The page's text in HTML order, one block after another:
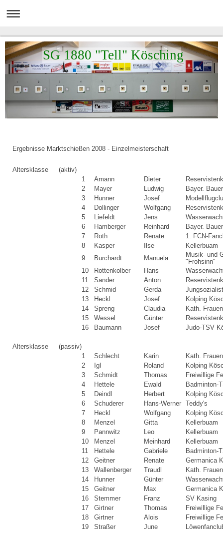
SG 1880 "Tell" Kösching
Ergebnisse Marktschießen 2008 - Einzelmeisterschaft
Altersklasse
(aktiv)
1
Amann Dieter
2
Mayer Ludwig
Bayer.
3
Hunner Josef
4
Dollinger Wolfgang
5
Liefeldt Jens
6
Hamberger Reinhard
Bayer.
7
Roth Renate
1. FCN-
8
Kasper Ilse
Kellerbuam
9
Burchardt Manuela
Musik- und
"Frohsinn"
10
Rottenkolber Hans
11
Sander Anton
12
Schmid Gerda
13
Heckl Josef
Kolping
14
Spreng Claudia
Kath.
15
Wessel Günter
16
Baumann Josef Judo-TSV
Altersklasse
(passiv)
1
Schlecht Karin
Kath.
2
Igl Roland
Kolping
3
Schmidt Thomas
Freiwillige
4
Hettele Ewald
Badminton-
5
Deindl Herbert
Kolping
6
Schuderer Hans-Werner
Teddy's
7
Heckl Wolfgang
Kolping
8
Menzel Gitta
Kellerbuam
9
Pannwitz Leo
Kellerbuam
10
Menzel Meinhard
Kellerbuam
11
Hettele Gabriele
Badminton-
12
Geitner Renate
Germanica
13
Wallenberger Traudl
Kath.
14
Hunner Günter
15
Geitner Max
Germanica
16
Stemmer Franz
SV Kasing
17
Girtner Thomas
Freiwillige
18
Girtner Alois
Freiwillige
19
Straßer June